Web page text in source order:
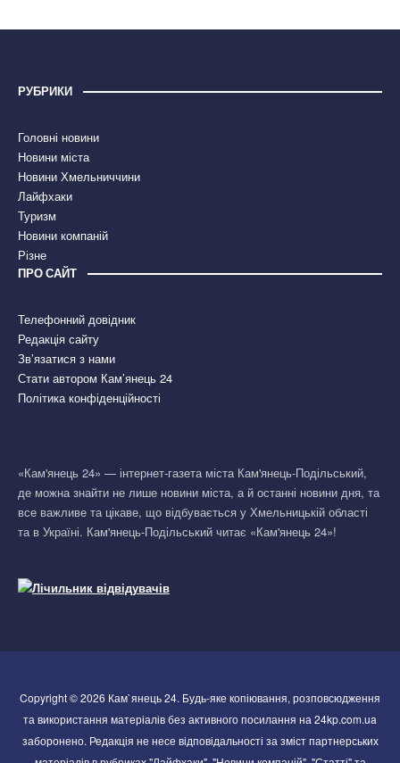
РУБРИКИ
Головні новини
Новини міста
Новини Хмельниччини
Лайфхаки
Туризм
Новини компаній
Різне
ПРО САЙТ
Телефонний довідник
Редакція сайту
Зв’язатися з нами
Стати автором Кам’янець 24
Політика конфіденційності
«Кам'янець 24» — інтернет-газета міста Кам'янець-Подільський,
де можна знайти не лише новини міста, а й останні новини дня, та
все важливе та цікаве, що відбувається у Хмельницькій області
та в Україні. Кам'янець-Подільський читає «Кам'янець 24»!
Copyright © 2026 Кам`янець 24. Будь-яке копіювання, розповсюдження
та використання матеріалів без активного посилання на 24kp.com.ua
заборонено. Редакція не несе відповідальності за зміст партнерських